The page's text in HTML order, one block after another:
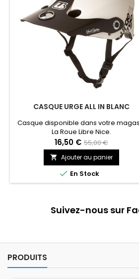
CASQUE URGE ALL IN BLANC
Casque disponible dans votre
La Roue Libre Nice.
16,50 € 55,00 €
 Ajouter au panier
 En Stock
Suivez-nous sur
PRODUITS